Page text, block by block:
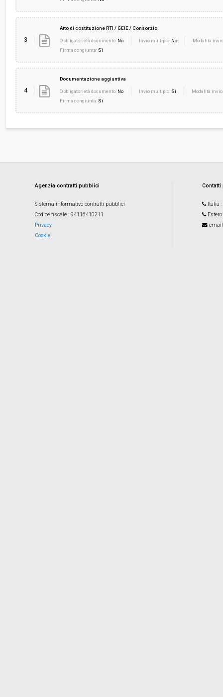
3
Atto di costituzione RTI / GEIE / Consorzio
Obbligatorietà documento: No Invio multiplo: No
Modalità
Firma congiunta: Sì
4
Documentazione aggiuntiva
Obbligatorietà documento: No Invio multiplo: Sì
Modalità
Firma congiunta: Sì
Agenzia contratti pubblici
Sistema informativo contratti pubblici
Codice fiscale : 94116410211
Privacy
Cookie
Italia
Estero
email